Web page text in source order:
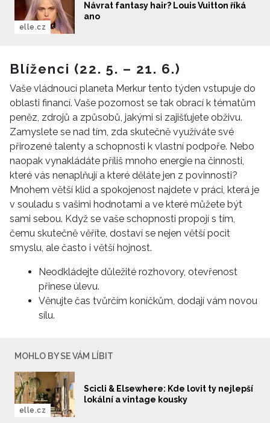
Návrat fantasy hair? Louis Vuitton říká
ano
elle.cz
Blíženci (22. 5. – 21. 6.)
Vaše vládnoucí planeta Merkur tento týden vstupuje do
oblasti financí. Vaše pozornost se tak obrací k tématům
peněz, zdrojů a způsobů, jakými si zajišťujete obživu.
Zamyslete se nad tím, zda skutečně využíváte své
přirozené talenty a schopnosti k vlastní podpoře. Nebo
naopak vynakládáte příliš mnoho energie na činnosti,
které vás nenaplňují a které děláte jen z povinnosti?
Mnohem větší klid a spokojenost najdete v práci, která je
v souladu s vašimi hodnotami a ve které můžete být
sami sebou. Když se vaše schopnosti propojí s tím,
čemu skutečně věříte, dostaví se nejen větší pocit
smyslu, ale často i větší hojnost.
Neodkládejte důležité rozhovory, otevřenost
přinese úlevu.
Věnujte čas tvůrčím koníčkům, dodají vám novou
sílu.
MOHLO BY SE VÁM LÍBIT
Scicli & Elsewhere: Kde lovit ty nejlepší
lokální a vintage kousky
elle.cz